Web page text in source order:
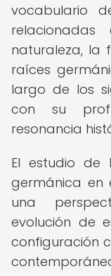
vocabulario
naturaleza, la
raíces
largo de los
con su
resonancia
El estudio de
germánica en
una
evolución de
configuración